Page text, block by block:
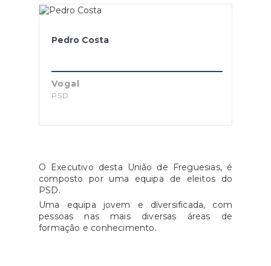
Pedro Costa
Vogal
PSD
O Executivo desta União de Freguesias, é
composto por uma equipa de eleitos do
PSD.
Uma equipa jovem e diversificada, com
pessoas nas mais diversas áreas de
formação e conhecimento.